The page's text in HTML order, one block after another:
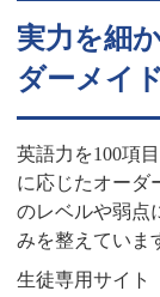
実力を細
ダーメイ
英語力を100項
に応じたオーダ
のレベルや弱点
みを整えていま
生徒専用サイト